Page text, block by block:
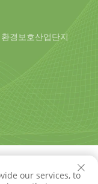
경보호산업단지
our services, to